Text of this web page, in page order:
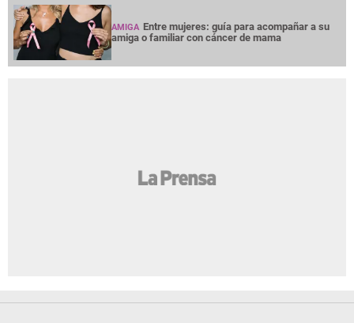
AMIGA Entre mujeres: guía para acompañar a su
amiga o familiar con cáncer de mama